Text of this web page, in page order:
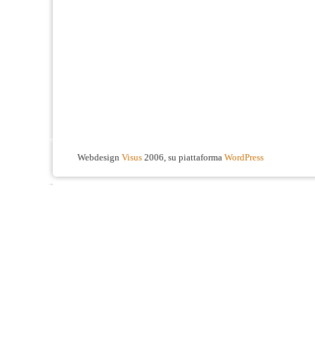
Webdesign Visus 2006, su piattaforma WordPress